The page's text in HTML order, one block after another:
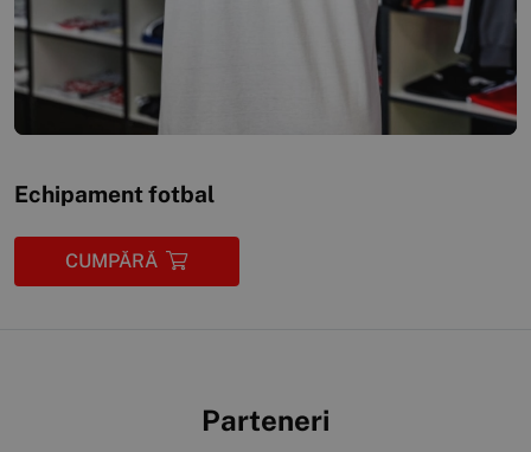
Echipament fotbal
CUMPĂRĂ
Parteneri